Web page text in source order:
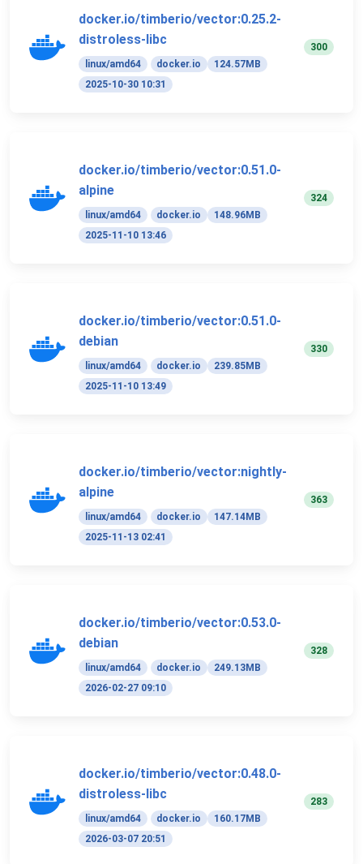
docker.io/timberio/vector:0.25.2-
distroless-libc
linux/amd64 docker.io
124.57MB
2025-10-30 10:31
300
docker.io/timberio/vector:0.51.0-
alpine
linux/amd64 docker.io
148.96MB
2025-11-10 13:46
324
docker.io/timberio/vector:0.51.0-
debian
linux/amd64 docker.io
239.85MB
2025-11-10 13:49
330
docker.io/timberio/vector:nightly-
alpine
linux/amd64 docker.io
147.14MB
2025-11-13 02:41
363
docker.io/timberio/vector:0.53.0-
debian
linux/amd64 docker.io
249.13MB
2026-02-27 09:10
328
docker.io/timberio/vector:0.48.0-
distroless-libc
linux/amd64 docker.io
160.17MB
2026-03-07 20:51
283